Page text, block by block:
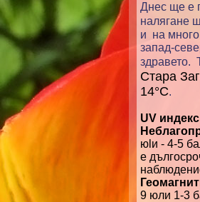
Днес ще е
налягане
и на
запад-
здравето.
Стара
14°C.
UV индекс
юlи - 4-5
е
9 юли 1-3